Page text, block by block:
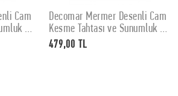
Cam
30
SEPETE EKLE
Decomar Mermer Desenli Cam
Kesme Tahtası ve Sunumluk 25
x 35 cm
479,00 TL